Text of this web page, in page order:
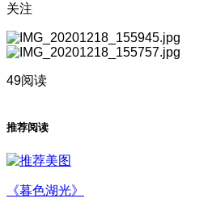
关注
49阅读
推荐阅读
《暮色湖光》